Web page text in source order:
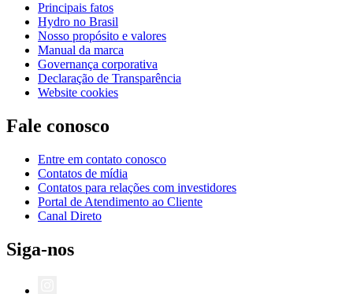
Principais fatos
Hydro no Brasil
Nosso propósito e valores
Manual da marca
Governança corporativa
Declaração de Transparência
Website cookies
Fale conosco
Entre em contato conosco
Contatos de mídia
Contatos para relações com investidores
Portal de Atendimento ao Cliente
Canal Direto
Siga-nos